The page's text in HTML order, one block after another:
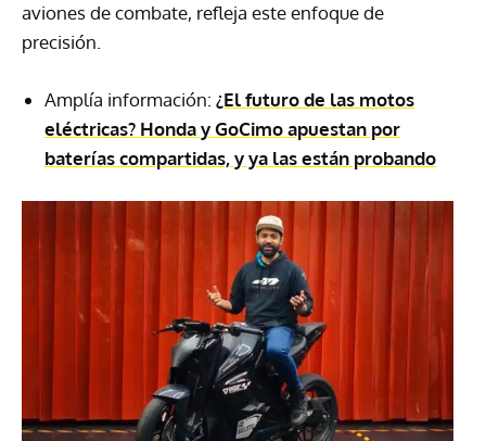
aviones de combate, refleja este enfoque de
precisión.
Amplía información: ¿El futuro de las motos
eléctricas? Honda y GoCimo apuestan por
baterías compartidas, y ya las están probando